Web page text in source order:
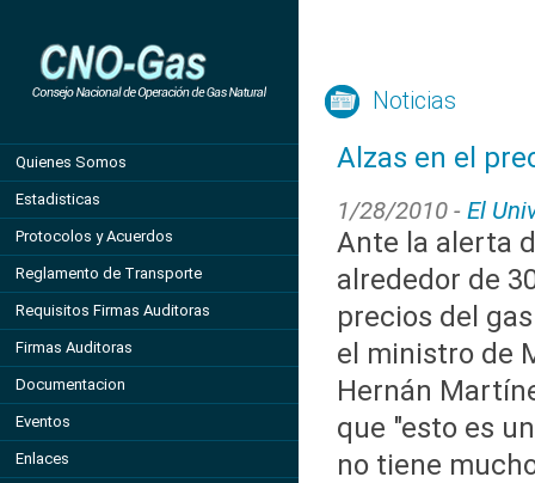
Quienes Somos
Estadisticas
Protocolos y Acuerdos
Reglamento de Transporte
Requisitos Firmas Auditoras
Firmas Auditoras
Documentacion
Eventos
Enlaces
Noticias
Alzas en el
1/28/2010 - El
Ante la alerta
alrededor de
precios del
el ministro de
Hernán
que "esto es
no tiene